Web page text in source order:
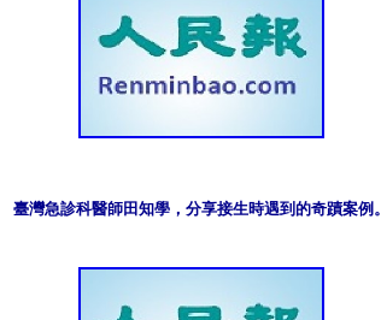
臺灣急診科醫師田知學，分享接生時遇到的奇蹟案例。